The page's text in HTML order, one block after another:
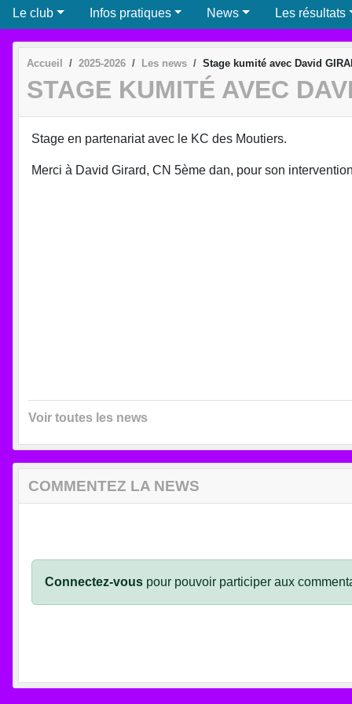
Le club Infos pratiques News Les résultats
Accueil 2025-2026 Les news Stage kumité avec David
STAGE KUMITÉ AVEC
Stage en partenariat avec le KC des Moutiers.
Merci à David Girard, CN 5ème dan, pour son
Voir toutes les news
COMMENTEZ LA NEWS
Connectez-vous pour pouvoir participer aux